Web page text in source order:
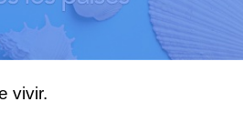
vivir.